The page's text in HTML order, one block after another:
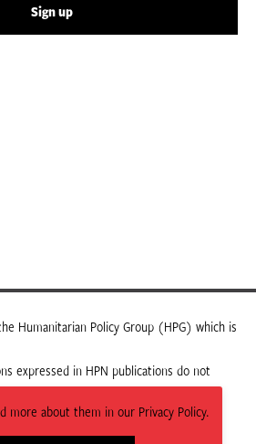
more about them in our Privacy Policy.
Sign up
Humanitarian Policy Group (HPG) which is
expressed in HPN publications do not
those of HPG or ODI Global.